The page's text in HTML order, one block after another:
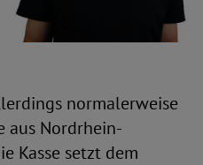
normalerweise
aus Nordrhein-
Kasse setzt dem